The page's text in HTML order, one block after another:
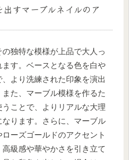
出すマーブルネイルのア
独特な模様が上品で大人っ
す。ベースとなる色を白や
より洗練された印象を演出
た、マーブル模様を作るた
ことで、よりリアルな大理
ります。さらに、マーブル
ーズゴールドのアクセント
級感や華やかさを引き立て